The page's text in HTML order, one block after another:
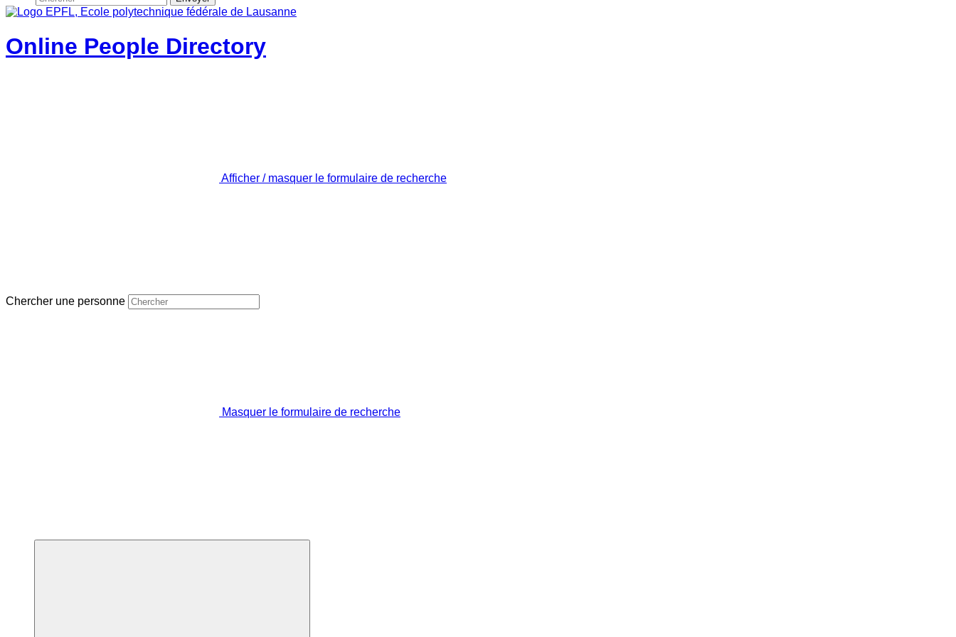
Online People Directory
Afficher / masquer le formulaire de recherche
Chercher une personne
Masquer le formulaire de recherche